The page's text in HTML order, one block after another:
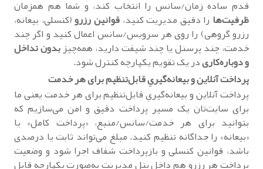
قدم ساده زمان/سانس را انتخاب کند، و شما هم همزمان
ظرفیت‌ها را دقیق مدیریت کنید،قوانین رزرو(کنسلی، بیعانه،
رزرو گروهی) را روی هر سرویس/سانس اعمال کنید و اگر چند
خدمت، چند پرسنل یا چند شیفت دارید، همه‌چیزبدون تداخل
و دوباره‌کاریدر یک تقویم یکپارچه کنترل شود.
پرداخت آنلاین و بیعانه‌گیریِ قابل‌تنظیم برای هر خدمت
پرداخت آنلاین و بیعانه‌گیریِ قابل‌تنظیم برای هر خدمت یعنی ما
برای سایت‌تان یک مسیر پرداخت دقیق و امن می‌سازیم که
بتوانید برای هر خدمت/سانس/منبع، «پرداخت کامل» یا
«بیعانه» را جداگانه تنظیم کنید. مبلغ می‌تواند ثابت یا درصدی
باشد، قوانین کنسلی و بازپرداخت شفاف اجرا شود و وضعیت
پرداخت هر رزرو هم داخل پنل مدیریت به‌صورت یکپارچه قابل